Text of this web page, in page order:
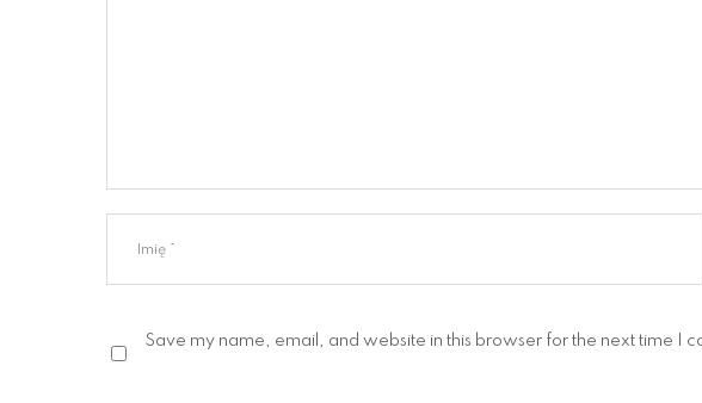
Save my name, email, and website in this browser for the next time I